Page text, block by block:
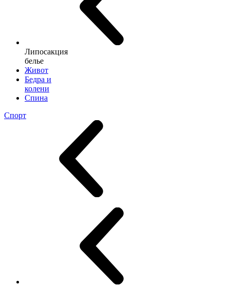
Липосакция
белье
Живот
Бедра и
колени
Спина
Спорт